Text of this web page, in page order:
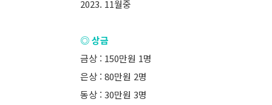
2023. 11월중
◎ 상금
금상 : 150만원 1명
은상 : 80만원 2명
동상 : 30만원 3명